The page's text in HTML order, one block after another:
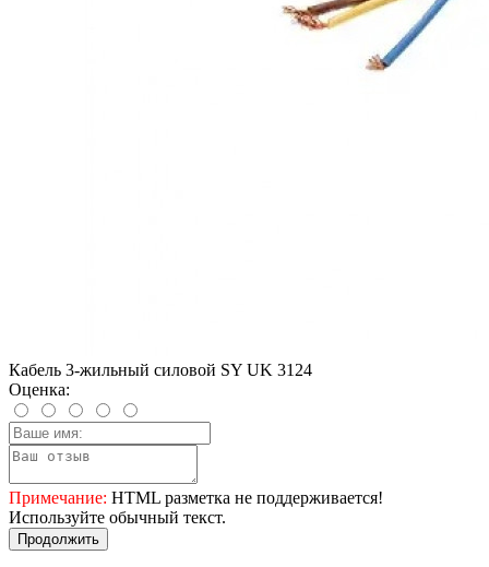
Кабель 3-жильный силовой SY UK 3124
Оценка:
Примечание: HTML разметка не поддерживается!
Используйте обычный текст.
Продолжить